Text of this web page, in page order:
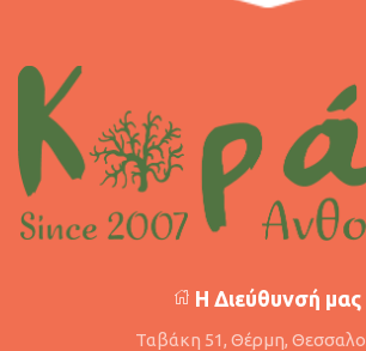
Η Διεύθυνσή μας
Ταβάκη 51, Θέρμη,